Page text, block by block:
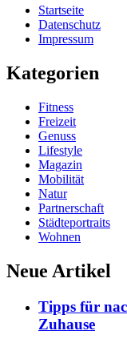
Startseite
Datenschutz
Impressum
Kategorien
Fitness
Freizeit
Genuss
Lifestyle
Magazin
Mobilität
Natur
Partnerschaft
Städteportraits
Wohnen
Neue Artikel
Tipps für
Zuhause